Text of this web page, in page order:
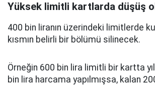
Yüksek limitli kartlarda düşüş
400 bin liranın üzerindeki limitlerde
kısmın belirli bir bölümü silinecek.
Örneğin 600 bin lira limitli bir kartta
bin lira harcama yapılmışsa, kalan